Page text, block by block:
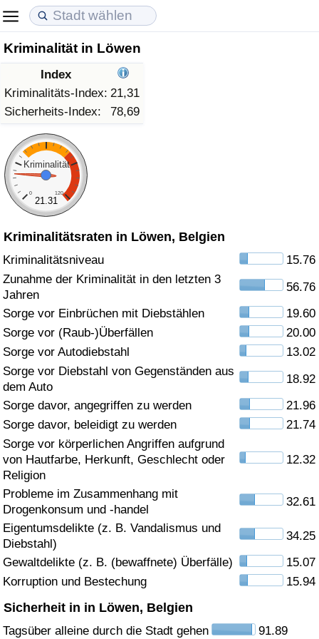
Kriminalität in Löwen
Index
Kriminalitäts-Index: 21,31
Sicherheits-Index:
78,69
Kriminalität
0 120
21.31
Kriminalitätsraten in Löwen, Belgien
Kriminalitätsniveau
15.76
Zunahme der Kriminalität in den letzten 3
Jahren
56.76
Sorge vor Einbrüchen mit Diebstählen
19.60
Sorge vor (Raub-)Überfällen
20.00
Sorge vor Autodiebstahl
13.02
Sorge vor Diebstahl von Gegenständen aus
dem Auto
18.92
Sorge davor, angegriffen zu werden
21.96
Sorge davor, beleidigt zu werden
21.74
Sorge vor körperlichen Angriffen aufgrund
von Hautfarbe, Herkunft, Geschlecht oder
Religion
12.32
Probleme im Zusammenhang mit
Drogenkonsum und -handel
32.61
Eigentumsdelikte (z. B. Vandalismus und
Diebstahl)
34.25
Gewaltdelikte (z. B. (bewaffnete) Überfälle)
15.07
Korruption und Bestechung
15.94
Sicherheit in in Löwen, Belgien
Tagsüber alleine durch die Stadt gehen 91.89
Lebenshaltungskosten
Lebenshaltungskosten-Index (aktuell)
Lebenshaltungskosten-Index
Lebenshaltungskosten-Index nach Land
in Akaba
Immobilienpreise
Immobilienpreis-Index (aktuell)
Immobilienpreis-Index
Immobilienpreis-Index nach Land
Lebensqualität
Lebensqualität-Index
Lebensqualität-Index (aktuell)
Lebensqualitätsindex nach Land
Kriminalität
Kriminalitäts-Index (aktuell)
Kriminalitäts-Index
Kriminalitätsindex nach Land
Gesundheitsversorgung
Gesundheitsversorgungs-Index (aktuell)
Gesundheitsversorgungs-Index
Gesundheitsversorgungs-Index nach Land
Umweltverschmutzung
Umweltverschmutzungs-Index (aktuell)
Verschmutzungsindex
Umweltverschmutzungs-Index nach Land
Verkehr